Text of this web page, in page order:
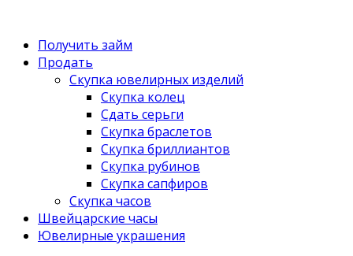
Получить займ
Продать
Скупка ювелирных изделий
Скупка колец
Сдать серьги
Скупка браслетов
Скупка бриллиантов
Скупка рубинов
Скупка сапфиров
Скупка часов
Швейцарские часы
Ювелирные украшения